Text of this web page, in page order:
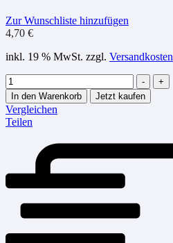
Zur Wunschliste hinzufügen
4,70 €
inkl. 19 % MwSt. zzgl. Versandkosten
Menge
-
+
In den Warenkorb
Jetzt kaufen
Vergleichen
Teilen